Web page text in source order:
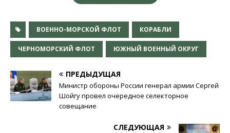
ВОЕННО-МОРСКОЙ ФЛОТ КОРАБЛИ
ЧЕРНОМОРСКИЙ ФЛОТ ЮЖНЫЙ ВОЕННЫЙ ОКРУГ
ПРЕДЫДУЩАЯ
Министр обороны России генерал армии Сергей
Шойгу провел очередное селекторное
совещание
СЛЕДУЮЩАЯ